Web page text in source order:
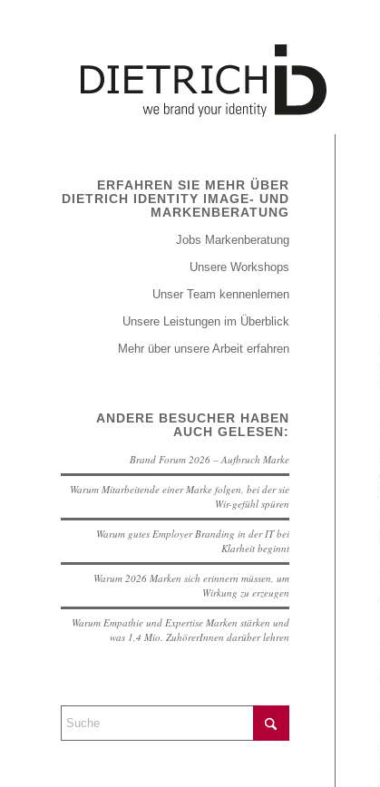
ERFAHREN SIE MEHR ÜBER
DIETRICH IDENTITY IMAGE- UND
MARKENBERATUNG
Jobs Markenberatung
Unsere Workshops
Unser Team kennenlernen
Unsere Leistungen im Überblick
Mehr über unsere Arbeit erfahren
ANDERE BESUCHER HABEN
AUCH GELESEN:
Brand Forum 2026 – Aufbruch Marke
Warum Mitarbeitende einer Marke folgen, bei der sie
Wir-gefühl spüren
Warum gutes Employer Branding in der IT bei
Klarheit beginnt
Warum 2026 Marken sich erinnern müssen, um
Wirkung zu erzeugen
Warum Empathie und Expertise Marken stärken und
was 1,4 Mio. ZuhörerInnen darüber lehren